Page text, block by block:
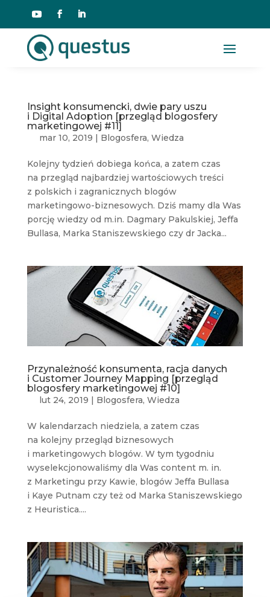
Insight konsumencki, dwie pary uszu
i Digital Adoption [przegląd blogosfery
marketingowej #11]
mar 10, 2019 | Blogosfera, Wiedza
Kolejny tydzień dobiega końca, a zatem czas
na przegląd najbardziej wartościowych treści
z polskich i zagranicznych blogów
marketingowo-biznesowych. Dziś mamy dla Was
porcję wiedzy od m.in. Dagmary Pakulskiej, Jeffa
Bullasa, Marka Staniszewskiego czy dr Jacka...
Przynależność konsumenta, racja danych
i Customer Journey Mapping [przegląd
blogosfery marketingowej #10]
lut 24, 2019 | Blogosfera, Wiedza
W kalendarzach niedziela, a zatem czas
na kolejny przegląd biznesowych
i marketingowych blogów. W tym tygodniu
wyselekcjonowaliśmy dla Was content m. in.
z Marketingu przy Kawie, blogów Jeffa Bullasa
i Kaye Putnam czy też od Marka Staniszewskiego
z Heuristica....